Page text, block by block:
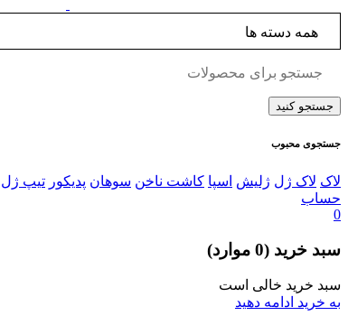
جستجوی محبوب
لاک لاک ژل ژلیش اسپا کاشت ناخن سوهان پدیکور تیپ ژل
حساب
0
سبد خرید (0 موارد)
سبد خرید خالی است
به خرید ادامه دهید